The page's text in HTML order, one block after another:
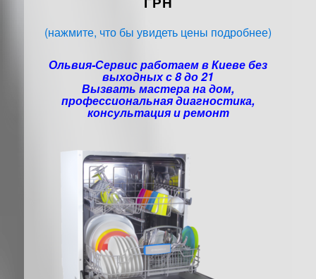
(нажмите, что бы увидеть цены подробнее)
Ольвия-Сервис работаем в Киеве без
выходных с 8 до 21
Вызвать мастера на дом,
профессиональная диагностика,
консультация и ремонт